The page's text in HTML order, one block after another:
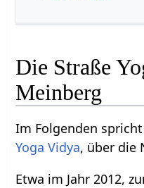
Die Straße
Meinberg
Im Folgenden spricht
Yoga Vidya, über die
Etwa im Jahr 2012,